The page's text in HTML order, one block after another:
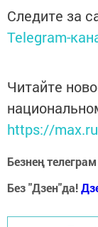
Следите за
Telegram-
Читайте
https://
Безнең
Без "Дзен"да!Д